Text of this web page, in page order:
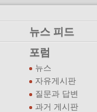
뉴스 피드
포럼
뉴스
자유게시판
질문과 답변
과거 게시판